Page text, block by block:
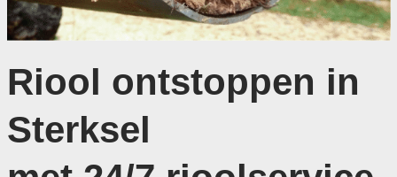
Riool ontstoppen in
Sterksel